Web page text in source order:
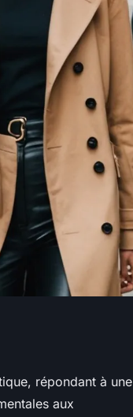
répondant à une
aux